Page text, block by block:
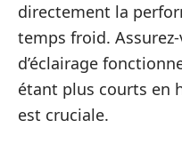
directement la
temps froid.
d’éclairage
étant plus courts en
est cruciale.